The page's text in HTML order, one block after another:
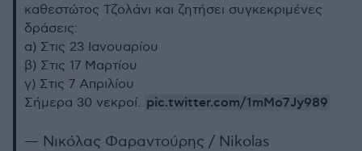
καθεστώτος Τζολάνι και ζητήσει συγκεκριμένες
δράσεις:
α) Στις 23 Ιανουαρίου
β) Στις 17 Μαρτίου
γ) Στις 7 Απριλίου
Σήμερα 30 νεκροί. pic.twitter.com/1mMo7Jy989
— Νικόλας Φαραντούρης / Nikolas